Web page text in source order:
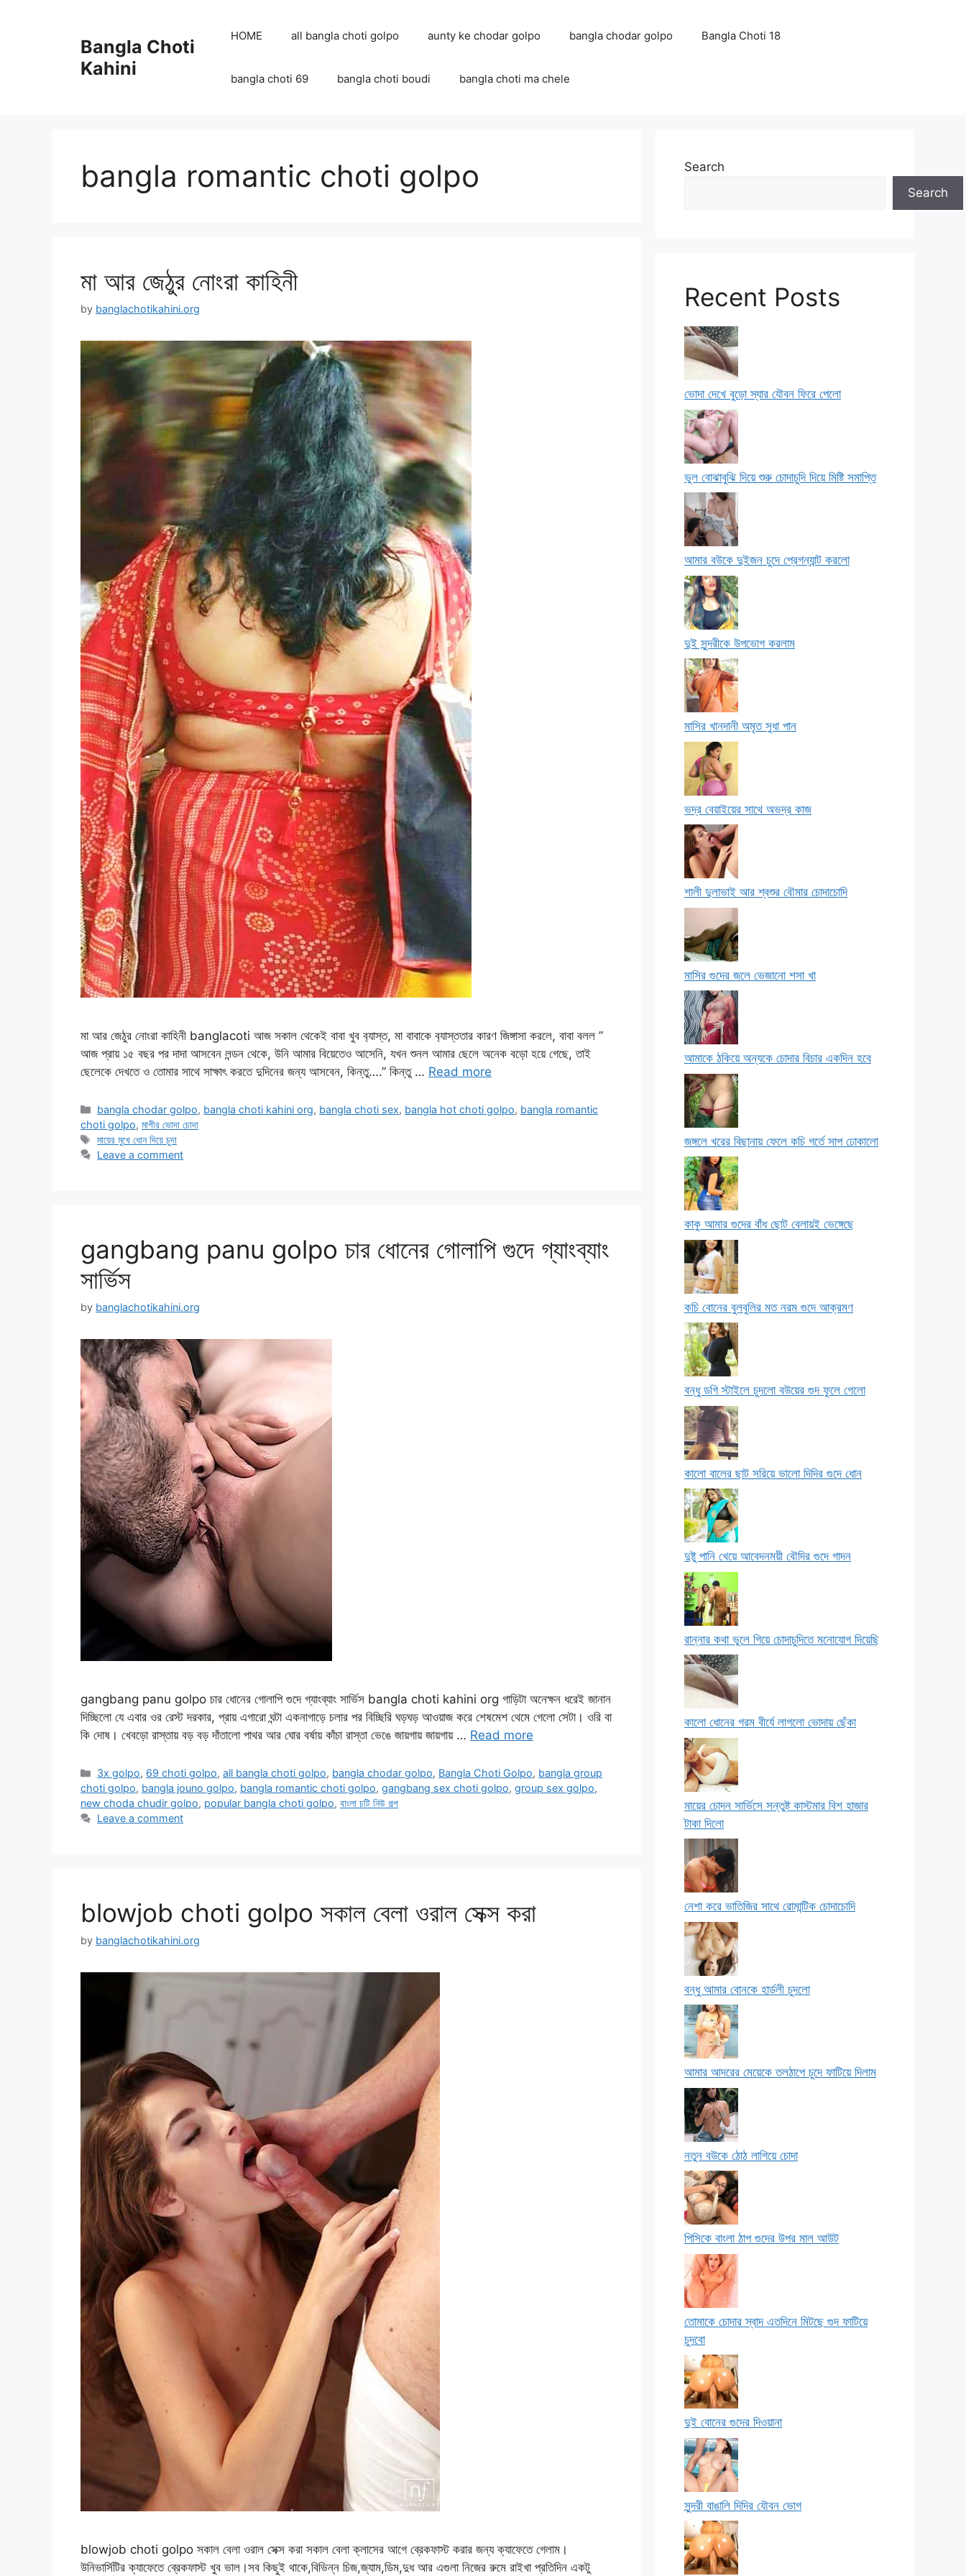
Bangla Choti
Kahini
HOME all bangla choti golpo aunty ke chodar golpo bangla chodar golpo Bangla Choti 18
bangla choti 69 bangla choti boudi bangla choti ma chele
bangla romantic choti golpo
মা আর জেঠুর নোংরা কাহিনী
by banglachotikahini.org
মা আর জেঠুর নোংরা কাহিনী banglacoti আজ সকাল থেকেই বাবা খুব ব‍্যাস্ত, মা বাবাকে ব‍্যাস্ততার কারণ জিঙ্গাসা করলে, বাবা বলল ”
আজ প্রায় ১৫ বছর পর দাদা আসবেন লন্ডন থেকে, উনি আমার বিয়েতেও আসেনি, যখন শুনল আমার ছেলে অনেক বড়ো হয়ে গেছে, তাই
ছেলেকে দেখতে ও তোমার সাথে সাক্ষাৎ করতে দুদিনের জন্য আসবেন, কিন্তু….” কিন্তু … Read more
Categories
bangla chodar golpo, bangla choti kahini org, bangla choti sex, bangla hot choti golpo, bangla romantic
choti golpo, মাগীর ভোদা চোদা
Tags
মায়ের মুখে ধোন দিয়ে চুদা
Leave a comment
gangbang panu golpo চার ধোনের গোলাপি গুদে গ্যাংব্যাং
সার্ভিস
by banglachotikahini.org
gangbang panu golpo চার ধোনের গোলাপি গুদে গ্যাংব্যাং সার্ভিস bangla choti kahini org গাড়িটা অনেক্ষন ধরেই জানান
দিচ্ছিলো যে এবার ওর রেস্ট দরকার, প্রায় এগারো ঘন্টা একনাগাড়ে চলার পর বিচ্ছিরি ঘড়ঘড় আওয়াজ করে শেষমেশ থেমে গেলো সেটা। ওরি বা
কি দোষ। খেবড়ো রাস্তায় বড় বড় দাঁতালো পাথর আর ঘোর বর্ষায় কাঁচা রাস্তা ভেঙে জায়গায় জায়গায় … Read more
Categories
3x golpo, 69 choti golpo,all bangla choti golpo, bangla chodar golpo, Bangla Choti Golpo, bangla group
choti golpo, bangla jouno golpo, bangla romantic choti golpo, gangbang sex choti golpo, group sex golpo,
new choda chudir golpo, popular bangla choti golpo, বাংলা চটি নিউ গল্প
Leave a comment
blowjob choti golpo সকাল বেলা ওরাল সেক্স করা
by banglachotikahini.org
blowjob choti golpo সকাল বেলা ওরাল সেক্স করা সকাল বেলা ক্লাসের আগে ব্রেকফাস্ট করার জন্য ক্যাফেতে গেলাম।
উনিভার্সিটির ক্যাফেতে ব্রেকফাস্ট খুব ভাল।সব কিছুই থাকে,বিভিন্ন চিজ,জ্যাম,ডিম,দুধ আর এগুলা নিজের রুমে রাইখা প্রতিদিন একটু
Search
Search
Recent Posts
ভোদা দেখে বুড়ো স্যার যৌবন ফিরে পেলো
ভুল বোঝাবুঝি দিয়ে শুরু চোদাচুদি দিয়ে মিষ্টি সমাপ্তি
আমার বউকে দুইজন চুদে প্রেগন্যান্ট করলো
দুই সুন্দরীকে উপভোগ করলাম
মাসির খানদানী অমৃত সুধা পান
ভদ্র বেয়াইয়ের সাথে অভদ্র কাজ
শালী দুলাভাই আর শ্বশুর বৌমার চোদাচোদি
মাসির গুদের জলে ভেজানো শসা খা
আমাকে ঠকিয়ে অন্যকে চোদার বিচার একদিন হবে
জঙ্গলে খরের বিছানায় ফেলে কচি গর্তে সাপ ঢোকালো
কাকু আমার গুদের বাঁধ ছোট বেলায়ই ভেঙ্গেছে
কচি বোনের বুলবুলির মত নরম গুদে আক্রমণ
বন্ধু ডগি স্টাইলে চুদলো বউয়ের গুদ ফুলে গেলো
কালো বালের ছাট সরিয়ে ভালো দিদির গুদে ধোন
দুষ্টু পানি খেয়ে আবেদনময়ী বৌদির গুদে গাদন
রান্নার কথা ভুলে গিয়ে চোদাচুদিতে মনোযোগ দিয়েছি
কালো ধোনের গরম বীর্যে লাগলো ভোদায় ছেঁকা
মায়ের চোদন সার্ভিসে সন্তুষ্ট কাস্টমার বিশ হাজার
টাকা দিলো
নেশা করে ভাতিজির সাথে রোমান্টিক চোদাচোদি
বন্ধু আমার বোনকে হার্ডলী চুদলো
আমার আদরের মেয়েকে তলঠাপে চুদে ফাটিয়ে দিলাম
নতুন বউকে ঠোঠ লাগিয়ে চোদা
পিসিকে বাংলা ঠাপ গুদের উপর মাল আউট
তোমাকে চোদার স্বাদ এতদিনে মিটছে গুদ ফাটিয়ে
চুদবো
দুই বোনের গুদের দিওয়ানা
সুন্দরী বাঙালি দিদির যৌবন ভোগ